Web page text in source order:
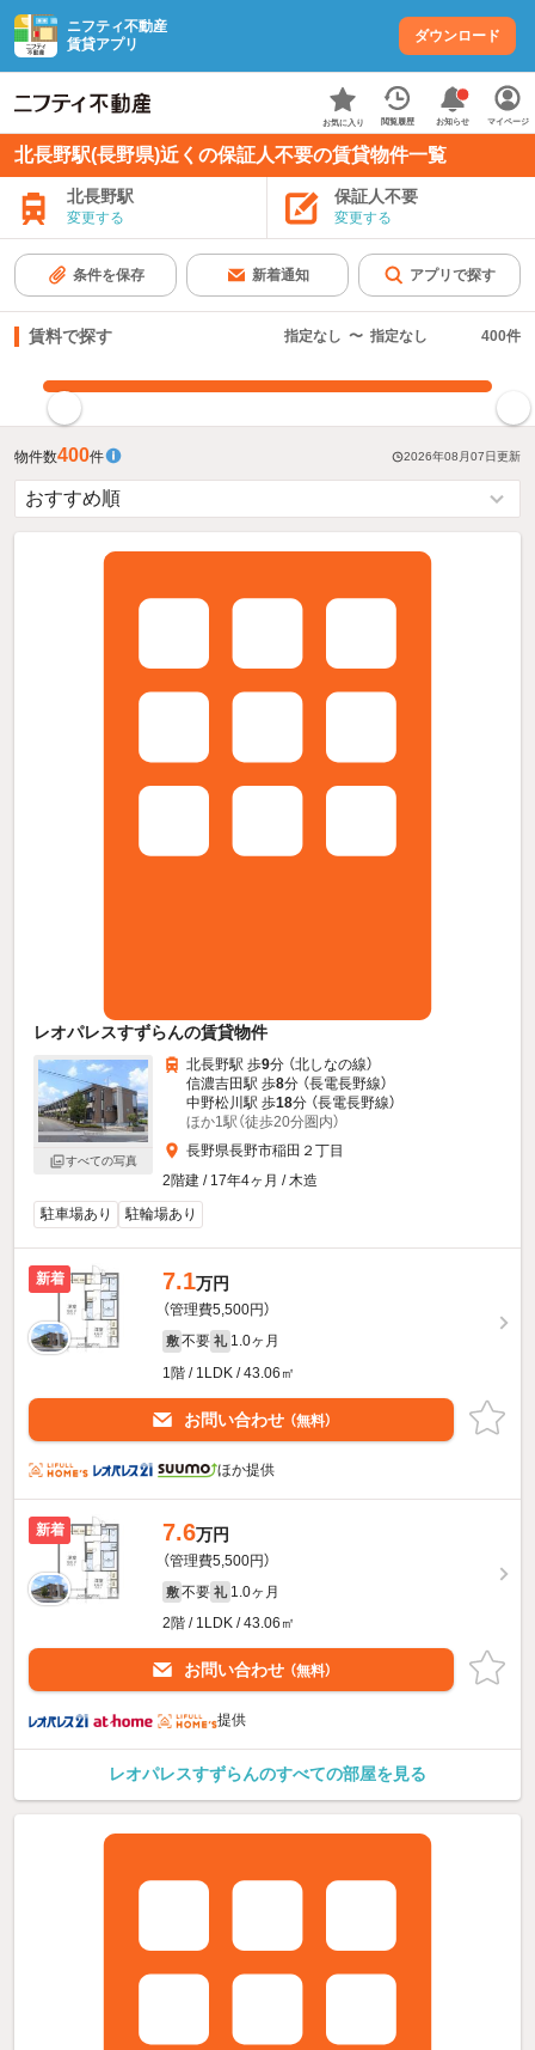
ニフティ不動産
賃貸アプリ
ダウンロード
お気に入り 閲覧履歴 お知らせ マイページ
北長野駅(長野県)近くの保証人不要の賃貸物件一覧
北長野駅
変更する
保証人不要
変更する
条件を保存 新着通知 アプリで探す
賃料で探す 指定なし 〜 指定なし 400件
物件数400件 2026年08月07日更新
レオパレスすずらんの賃貸物件
すべての写真
北長野駅 歩9分 （北しなの線）
信濃吉田駅 歩8分 （長電長野線）
中野松川駅 歩18分 （長電長野線）
ほか1駅（徒歩20分圏内）
長野県長野市稲田２丁目
2階建 / 17年4ヶ月 / 木造
駐車場あり
駐輪場あり
新着 7.1万円
（管理費5,500円）
敷 不要 礼 1.0ヶ月
1階 / 1LDK / 43.06㎡
お問い合わせ （無料）
ほか提供
新着 7.6万円
（管理費5,500円）
敷 不要 礼 1.0ヶ月
2階 / 1LDK / 43.06㎡
お問い合わせ （無料）
提供
レオパレスすずらんのすべての部屋を見る